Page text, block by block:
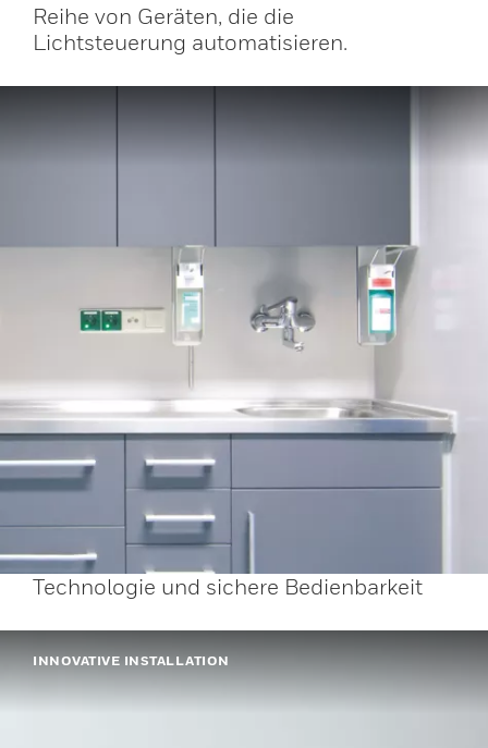
Reihe von Geräten, die die
Lichtsteuerung automatisieren.
Technologie und sichere Bedienbarkeit
INNOVATIVE INSTALLATION